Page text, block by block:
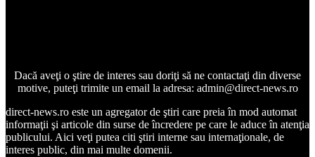
Dacă aveţi o ştire de interes sau doriţi să ne contactaţi din diverse
motive, puteţi trimite un email la adresa: admin@direct-news.ro
direct-news.ro este un agregator de ştiri care preia în mod automat
informaţii şi articole din surse de încredere pe care le aduce în atenţia
publicului. Aici veţi putea citi ştiri interne sau internaţionale, de
interes public, din mai multe domenii.